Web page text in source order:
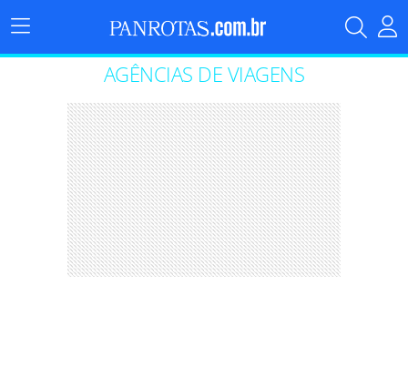
Menu
Principal
AGÊNCIAS DE VIAGENS